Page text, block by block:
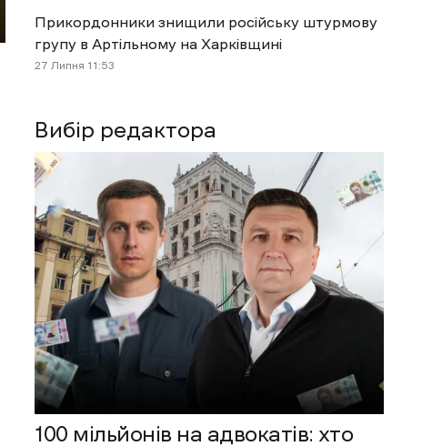
Вибір редактора
100 мільйонів на адвокатів: хто
Прикордонники знищили російську штурмову
групу в Артільному на Харківщині
27 Липня 11:53